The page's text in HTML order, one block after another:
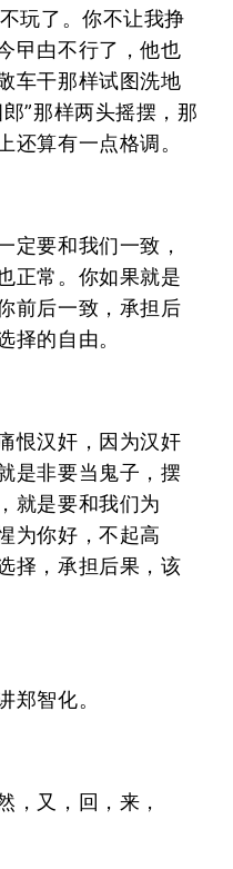
玩了。你不让我挣
曱甴不行了，他也
车干那样试图洗地
”那样两头摇摆，那
还算有一点格调。
定要和我们一致，
正常。你如果就是
前后一致，承担后
择的自由。
恨汉奸，因为汉奸
是非要当鬼子，摆
就是要和我们为
为你好，不起高
择，承担后果，该
郑智化。
，又，回，来，